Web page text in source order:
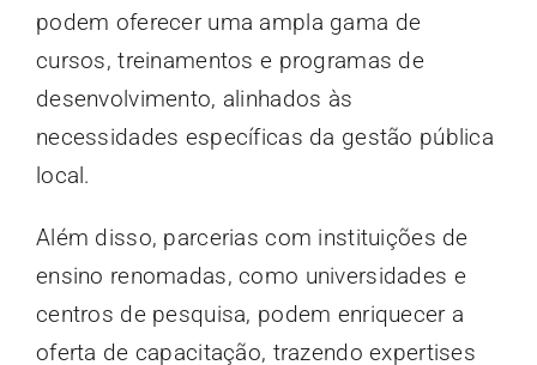
podem oferecer uma ampla gama de
cursos, treinamentos e programas de
desenvolvimento, alinhados às
necessidades específicas da gestão pública
local.
Além disso, parcerias com instituições de
ensino renomadas, como universidades e
centros de pesquisa, podem enriquecer a
oferta de capacitação, trazendo expertises